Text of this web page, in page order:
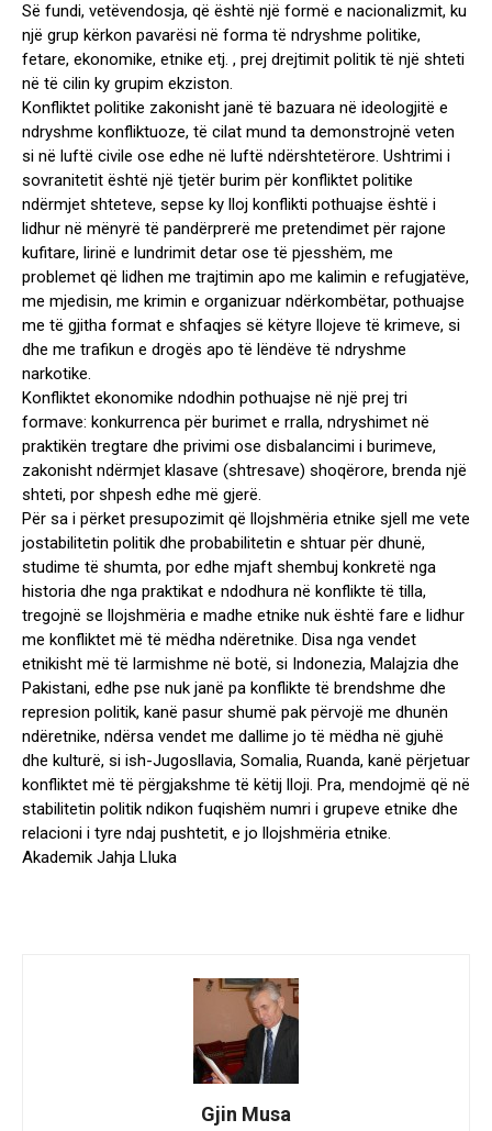
Së fundi, vetëvendosja, që është një formë e nacionalizmit, ku
një grup kërkon pavarësi në forma të ndryshme politike,
fetare, ekonomike, etnike etj. , prej drejtimit politik të një shteti
në të cilin ky grupim ekziston.
Konfliktet politike zakonisht janë të bazuara në ideologjitë e
ndryshme konfliktuoze, të cilat mund ta demonstrojnë veten
si në luftë civile ose edhe në luftë ndërshtetërore. Ushtrimi i
sovranitetit është një tjetër burim për konfliktet politike
ndërmjet shteteve, sepse ky lloj konflikti pothuajse është i
lidhur në mënyrë të pandërprerë me pretendimet për rajone
kufitare, lirinë e lundrimit detar ose të pjesshëm, me
problemet që lidhen me trajtimin apo me kalimin e refugjatëve,
me mjedisin, me krimin e organizuar ndërkombëtar, pothuajse
me të gjitha format e shfaqjes së këtyre llojeve të krimeve, si
dhe me trafikun e drogës apo të lëndëve të ndryshme
narkotike.
Konfliktet ekonomike ndodhin pothuajse në një prej tri
formave: konkurrenca për burimet e rralla, ndryshimet në
praktikën tregtare dhe privimi ose disbalancimi i burimeve,
zakonisht ndërmjet klasave (shtresave) shoqërore, brenda një
shteti, por shpesh edhe më gjerë.
Për sa i përket presupozimit që llojshmëria etnike sjell me vete
jostabilitetin politik dhe probabilitetin e shtuar për dhunë,
studime të shumta, por edhe mjaft shembuj konkretë nga
historia dhe nga praktikat e ndodhura në konflikte të tilla,
tregojnë se llojshmëria e madhe etnike nuk është fare e lidhur
me konfliktet më të mëdha ndëretnike. Disa nga vendet
etnikisht më të larmishme në botë, si Indonezia, Malajzia dhe
Pakistani, edhe pse nuk janë pa konflikte të brendshme dhe
represion politik, kanë pasur shumë pak përvojë me dhunën
ndëretnike, ndërsa vendet me dallime jo të mëdha në gjuhë
dhe kulturë, si ish-Jugosllavia, Somalia, Ruanda, kanë përjetuar
konfliktet më të përgjakshme të këtij lloji. Pra, mendojmë që në
stabilitetin politik ndikon fuqishëm numri i grupeve etnike dhe
relacioni i tyre ndaj pushtetit, e jo llojshmëria etnike.
Akademik Jahja Lluka
Gjin Musa